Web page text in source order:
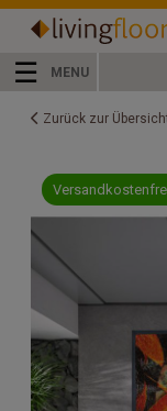
☰ MENU
Zurück zur